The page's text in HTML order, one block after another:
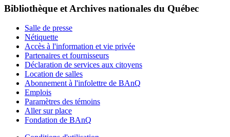
Bibliothèque et Archives nationales du Québec
Salle de presse
Nétiquette
Accès à l'information et vie privée
Partenaires et fournisseurs
Déclaration de services aux citoyens
Location de salles
Abonnement à l'infolettre de BAnQ
Emplois
Paramètres des témoins
Aller sur place
Fondation de BAnQ